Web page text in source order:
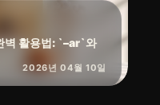
벽 활용법: `–ar`와
2026년 04월 10일